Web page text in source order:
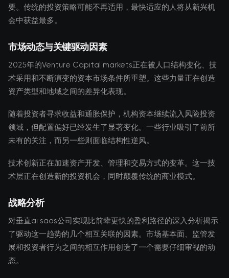
要。传统的投资策略可能不再适用，最快适应的人将从新兴机
会中获益最多。
市场动态与关键驱动因素
2025年的Venture Capital markets正在被人口结构变化、技
术采用和不断演变的资本市场条件所重塑。这些力量正在创造
资产类型和地域之间的差异化表现。
随着投资者寻求收益和通胀保护，机构资本继续流入风险投资
领域，但配置偏好已经发生了显著变化。一些行业吸引了前所
未有的关注，而另一些则面临结构性逆风。
技术创新正在加速资产开发、管理和交易方式的变革。这一技
术层正在创造新的投资机会，同时颠覆传统的商业模式。
战略分析
对垂直ai saas公司实现比前辈更快的盈利路径的深入分析揭示
了驱动这一趋势的几个相互关联的因素。市场基本面、监管发
展和投资者行为之间的相互作用创造了一个需要仔细审视的动
态。